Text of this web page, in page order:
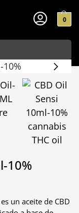
0
10ml-10%
10%
un aceite de CBD